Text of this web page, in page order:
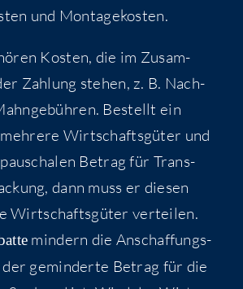
und Montagekosten.
Kos­ten, die im Zusam­
Zah­lung ste­hen, z. B. Nach­
Bestellt ein
Wirt­schafts­gü­ter und
Betrag für Trans­
dann muss er die­sen
Wirt­schafts­gü­ter ver­tei­len.
min­dern die Anschaf­fungs­
der gemin­der­te Betrag für die